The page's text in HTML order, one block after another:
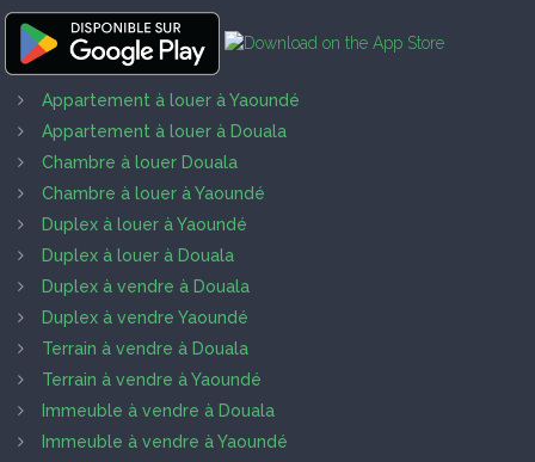
Appartement à louer à Yaoundé
Appartement à louer à Douala
Chambre à louer Douala
Chambre à louer à Yaoundé
Duplex à louer à Yaoundé
Duplex à louer à Douala
Duplex à vendre à Douala
Duplex à vendre Yaoundé
Terrain à vendre à Douala
Terrain à vendre à Yaoundé
Immeuble à vendre à Douala
Immeuble à vendre à Yaoundé